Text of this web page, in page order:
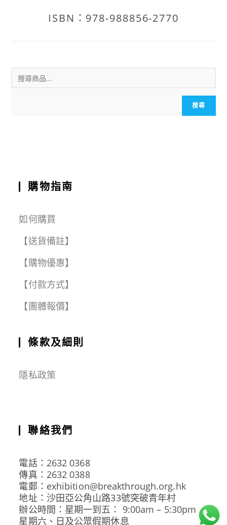
ISBN：978-988856-2770
搜尋
購物指南
如何購買
【送貨備註】
【購物優惠】
【付款方式】
【團體報價】
條款及細則
隱私政策
聯絡我們
電話：2632 0368
傳真：2632 0388
電郵：exhibition@breakthrough.org.hk
地址：沙田亞公角山路33號突破青年村
辦公時間：星期一到五： 9:00am – 5:30pm
星期六、日及公眾假期休息